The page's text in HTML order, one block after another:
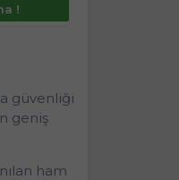
!
güvenliği
geniş
ham